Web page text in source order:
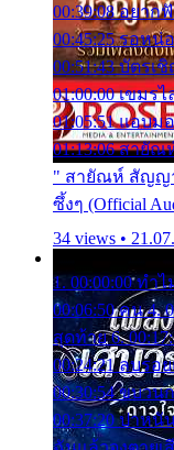
00:39:08 อยาก
00:45:25 รอหน่
00:51:43 บัตรเ
01:00:00 เขมร
01:05:51 แอบม
01:13:06 สายัณ
" สายัณห์ สัญญา
ซึ้งๆ (Official
34 views •
1. 00:00:00 ทำ
00:06:50 คน 4.
สุดท้าย 6.
00:24:21 ลบรอ
00:30:54 ขบวน
00:37:20 ปาหนั